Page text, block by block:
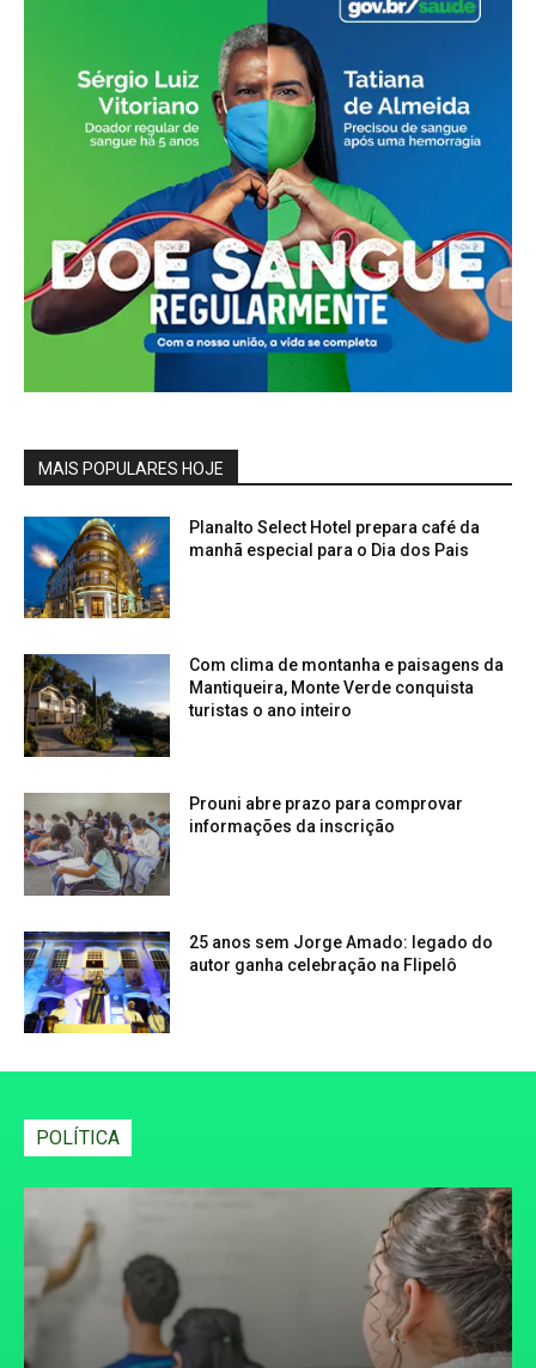
MAIS POPULARES HOJE
Planalto Select Hotel prepara café da
manhã especial para o Dia dos Pais
Com clima de montanha e paisagens da
Mantiqueira, Monte Verde conquista
turistas o ano inteiro
Prouni abre prazo para comprovar
informações da inscrição
25 anos sem Jorge Amado: legado do
autor ganha celebração na Flipelô
POLÍTICA